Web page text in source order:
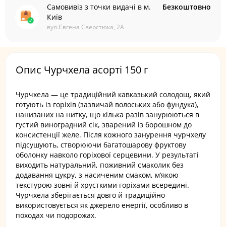
Самовивіз з точки видачі в м.
Київ
вул.Євгена Сверстюка, 2А
Безкоштовно
Опис Чурчхела асорті 150 г
Чурчхела — це традиційний кавказький солодощ, який
готують із горіхів (зазвичай волоських або фундука),
нанизаних на нитку, що кілька разів занурюються в
густий виноградний сік, зварений із борошном до
консистенції желе. Після кожного занурення чурчхелу
підсушують, створюючи багатошарову фруктову
оболонку навколо горіхової серцевини. У результаті
виходить натуральний, поживний смаколик без
додавання цукру, з насиченим смаком, м’якою
текстурою зовні й хрусткими горіхами всередині.
Чурчхела зберігається довго й традиційно
використовується як джерело енергії, особливо в
походах чи подорожах.